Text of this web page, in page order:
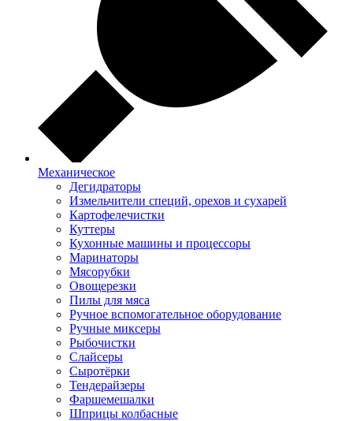
Механическое
Дегидраторы
Измельчители специй, орехов и сухарей
Картофелечистки
Куттеры
Кухонные машины и процессоры
Маринаторы
Мясорубки
Овощерезки
Пилы для мяса
Ручное вспомогательное оборудование
Ручные миксеры
Рыбочистки
Слайсеры
Сыротёрки
Тендерайзеры
Фаршемешалки
Шприцы колбасные